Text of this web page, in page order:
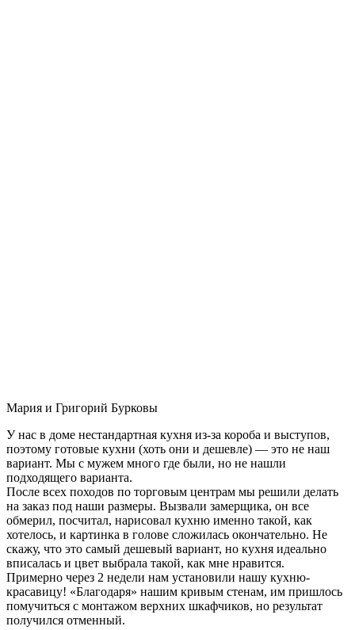
Мария и Григорий Бурковы
У нас в доме нестандартная кухня из-за короба и выступов,
поэтому готовые кухни (хоть они и дешевле) — это не наш
вариант. Мы с мужем много где были, но не нашли
подходящего варианта.
После всех походов по торговым центрам мы решили делать
на заказ под наши размеры. Вызвали замерщика, он все
обмерил, посчитал, нарисовал кухню именно такой, как
хотелось, и картинка в голове сложилась окончательно. Не
скажу, что это самый дешевый вариант, но кухня идеально
вписалась и цвет выбрала такой, как мне нравится.
Примерно через 2 недели нам установили нашу кухню-
красавицу! «Благодаря» нашим кривым стенам, им пришлось
помучиться с монтажом верхних шкафчиков, но результат
получился отменный.